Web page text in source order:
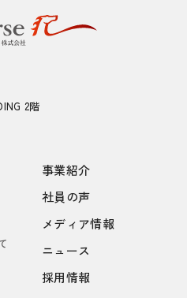
2階
事業紹介
社員の声
メディア情報
ニュース
採用情報